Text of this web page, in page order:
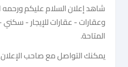
شاهد إعلان السلام عليكم
المتاحة.
يمكنك التواصل مع صاحب الإعلان